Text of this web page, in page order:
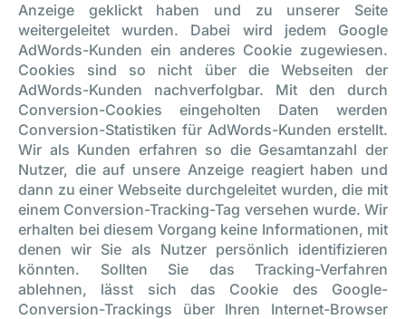
Anzeige geklickt haben und zu unserer Seite
weitergeleitet wurden. Dabei wird jedem Google
AdWords-Kunden ein anderes Cookie zugewiesen.
Cookies sind so nicht über die Webseiten der
AdWords-Kunden nachverfolgbar. Mit den durch
Conversion-Cookies eingeholten Daten werden
Conversion-Statistiken für AdWords-Kunden erstellt.
Wir als Kunden erfahren so die Gesamtanzahl der
Nutzer, die auf unsere Anzeige reagiert haben und
dann zu einer Webseite durchgeleitet wurden, die mit
einem Conversion-Tracking-Tag versehen wurde. Wir
erhalten bei diesem Vorgang keine Informationen, mit
denen wir Sie als Nutzer persönlich identifizieren
könnten. Sollten Sie das Tracking-Verfahren
ablehnen, lässt sich das Cookie des Google-
Conversion-Trackings über Ihren Internet-Browser